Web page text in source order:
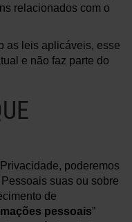
relacionados com o
as leis aplicáveis, esse
e não faz parte do
poderemos
suas ou sobre
de
pessoais”